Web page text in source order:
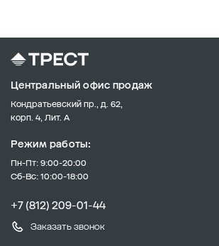
Центральный офис продаж
Кондратьевский пр., д. 62,
корп. 4, Лит. А
Режим работы:
Пн-Пт: 9:00-20:00
Сб-Вс: 10:00-18:00
+7 (812) 209-01-44
Заказать звонок